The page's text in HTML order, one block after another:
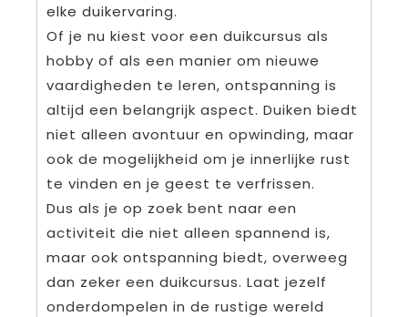
elke duikervaring.
Of je nu kiest voor een duikcursus als
hobby of als een manier om nieuwe
vaardigheden te leren, ontspanning is
altijd een belangrijk aspect. Duiken biedt
niet alleen avontuur en opwinding, maar
ook de mogelijkheid om je innerlijke rust
te vinden en je geest te verfrissen.
Dus als je op zoek bent naar een
activiteit die niet alleen spannend is,
maar ook ontspanning biedt, overweeg
dan zeker een duikcursus. Laat jezelf
onderdompelen in de rustige wereld